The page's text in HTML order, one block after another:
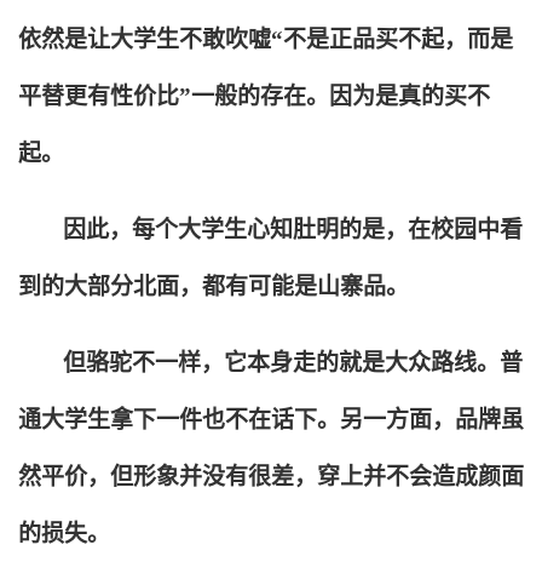
依然是让大学生不敢吹嘘“不是正品买不起，而是
平替更有性价比”一般的存在。因为是真的买不
起。
因此，每个大学生心知肚明的是，在校园中看
到的大部分北面，都有可能是山寨品。
但骆驼不一样，它本身走的就是大众路线。普
通大学生拿下一件也不在话下。另一方面，品牌虽
然平价，但形象并没有很差，穿上并不会造成颜面
的损失。